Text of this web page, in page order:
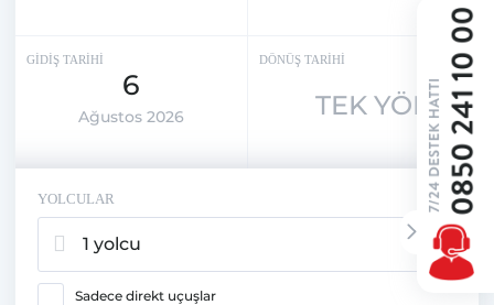
GİDİŞ TARİHİ
6
Ağustos 2026
DÖNÜŞ TARİHİ
TEK YÖN
YOLCULAR
1 yolcu
Sadece direkt uçuşlar